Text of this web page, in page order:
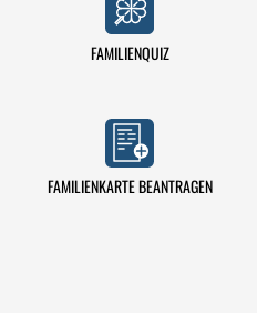
FAMILIENQUIZ
FAMILIENKARTE BEANTRAGEN